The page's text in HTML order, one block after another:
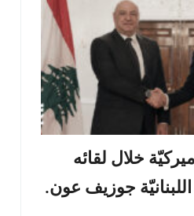
خلال لقائه
جوزيف عون.